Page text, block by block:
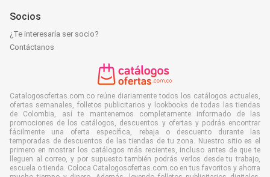
Socios
¿Te interesaría ser socio?
Contáctanos
Catalogosofertas.com.co reúne diariamente todos los catálogos actuales,
ofertas semanales, folletos publicitarios y lookbooks de todas las tiendas
de Colombia, así te mantenemos completamente informado de las
promociones de los catálogos, descuentos y ofertas y podrás encontrar
fácilmente una oferta específica, rebaja o descuento durante las
temporadas de descuentos de las tiendas de tu zona. Nuestro sitio es el
primero en mostrar los catálogos más recientes, incluso antes de que te
lleguen al correo, y por supuesto también podrás verlos desde tu trabajo,
escuela o tienda. Coloca Catalogosofertas.com.co en tus favoritos y ahorra